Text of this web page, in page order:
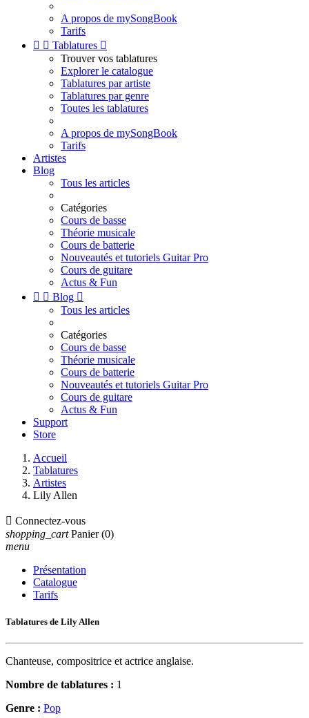
A propos de mySongBook
Tarifs
  Tablatures 
Trouver vos tablatures
Explorer le catalogue
Tablatures par artiste
Tablatures par genre
Toutes les tablatures
A propos de mySongBook
Tarifs
Artistes
Blog
Tous les articles
Catégories
Cours de basse
Théorie musicale
Cours de batterie
Nouveautés et tutoriels Guitar Pro
Cours de guitare
Actus & Fun
  Blog 
Tous les articles
Catégories
Cours de basse
Théorie musicale
Cours de batterie
Nouveautés et tutoriels Guitar Pro
Cours de guitare
Actus & Fun
Support
Store
Accueil
Tablatures
Artistes
Lily Allen
 Connectez-vous
shopping_cart Panier (0)
menu
Présentation
Catalogue
Tarifs
Tablatures de Lily Allen
Chanteuse, compositrice et actrice anglaise.
Nombre de tablatures : 1
Genre : Pop